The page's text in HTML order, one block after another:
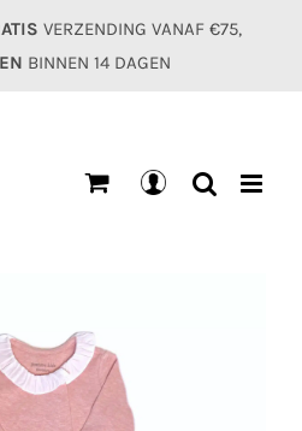
VERZENDING VANAF €75,
BINNEN 14 DAGEN